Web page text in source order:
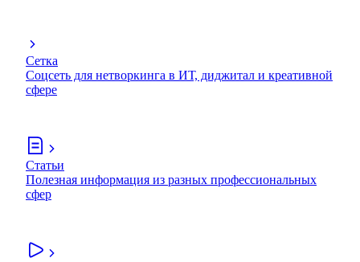
Сетка
Соцсеть для нетворкинга в ИТ, диджитал и креативной
сфере
Статьи
Полезная информация из разных профессиональных
сфер